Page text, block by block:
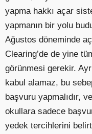
yapma hakkı açar
yapmanın bir yolu
Ağustos döneminde
Clearing’de de yine
görünmesi gerekir.
kabul alamaz, bu
başvuru yapmalıdır,
okullara sadece
yedek tercihlerini